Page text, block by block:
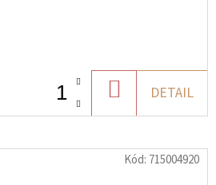
KOŠÍKU
DETAIL
Kód: 715004920